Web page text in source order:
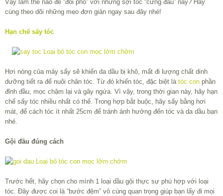
Vậy làm thế nào để “đối phó” với những sợi tóc “cứng đầu” này? Hãy
cùng theo dõi những mẹo đơn giản ngay sau đây nhé!
Hạn chế sấy tóc
Hơi nóng của máy sấy sẽ khiến da dầu bị khô, mất đi lượng chất dinh
dưỡng tiết ra để nuôi chân tóc. Từ đó khiến tóc, đặc biệt là tóc con phần
đỉnh đầu, mọc chậm lại và gây ngứa. Vì vậy, trong thời gian này, hãy hạn
chế sấy tóc nhiều nhất có thể. Trong hợp bắt buộc, hãy sấy bằng hơi
mát, để cách tóc ít nhất 25cm để tránh ảnh hưởng đến tóc và da dầu bạn
nhé.
Gội đầu đúng cách
Trước hết, hãy chọn cho mình 1 loại dầu gội thực sự phù hợp với loại
tóc. Đây được coi là “bước đệm” vô cùng quan trọng giúp bạn lấy đi mọi